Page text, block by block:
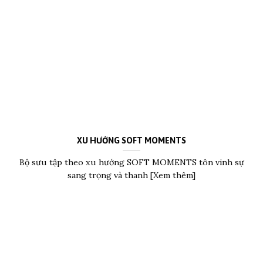
XU HƯỚNG SOFT MOMENTS
Bộ sưu tập theo xu hướng SOFT MOMENTS tôn vinh sự
sang trọng và thanh [Xem thêm]